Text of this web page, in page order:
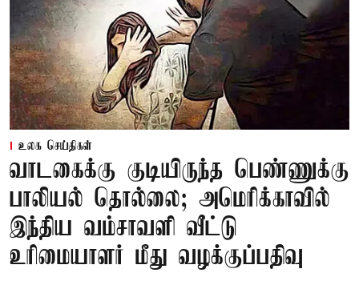
உலக செய்திகள்
வாடகைக்கு குடியிருந்த பெண்ணுக்கு
பாலியல் தொல்லை; அமெரிக்காவில்
இந்திய வம்சாவளி வீட்டு
உரிமையாளர் மீது வழக்குப்பதிவு